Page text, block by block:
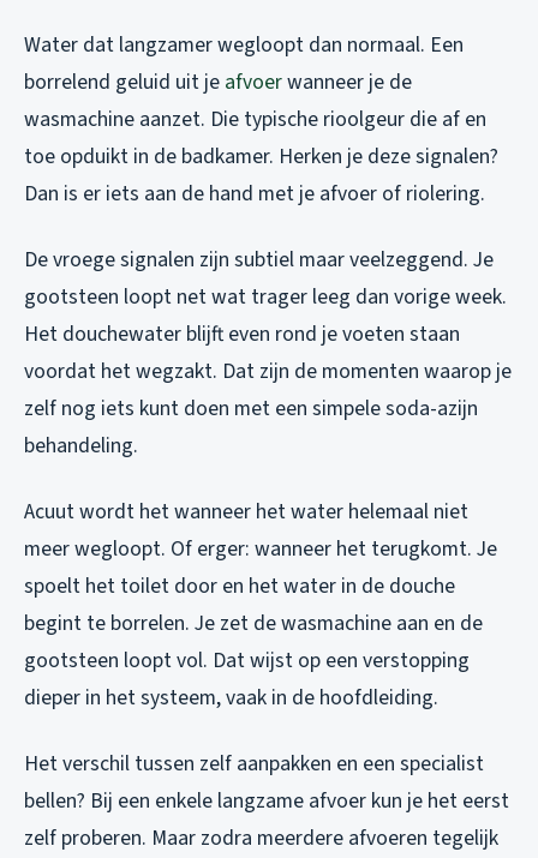
Water dat langzamer wegloopt dan normaal. Een
borrelend geluid uit je afvoerwanneer je de
wasmachine aanzet. Die typische rioolgeur die af en
toe opduikt in de badkamer. Herken je deze signalen?
Dan is er iets aan de hand met je afvoer of riolering.
De vroege signalen zijn subtiel maar veelzeggend. Je
gootsteen loopt net wat trager leeg dan vorige week.
Het douchewater blijft even rond je voeten staan
voordat het wegzakt. Dat zijn de momenten waarop je
zelf nog iets kunt doen met een simpele soda-azijn
behandeling.
Acuut wordt het wanneer het water helemaal niet
meer wegloopt. Of erger: wanneer het terugkomt. Je
spoelt het toilet door en het water in de douche
begint te borrelen. Je zet de wasmachine aan en de
gootsteen loopt vol. Dat wijst op een verstopping
dieper in het systeem, vaak in de hoofdleiding.
Het verschil tussen zelf aanpakken en een specialist
bellen? Bij een enkele langzame afvoer kun je het eerst
zelf proberen. Maar zodra meerdere afvoeren tegelijk